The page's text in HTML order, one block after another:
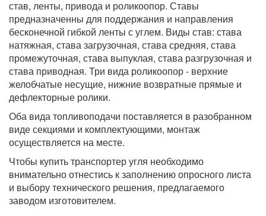
став, ленты, привода и роликоопор. Ставы
предназначенны для поддержания и направления
бесконечной гибкой ленты с углем. Виды став: става
натяжная, става загрузочная, става средняя, става
промежуточная, става выпуклая, става разгрузочная и
става приводная. Три вида роликоопор - верхние
желобчатые несущие, нижние возвратные прямые и
дефлекторные ролики.
Оба вида топливоподачи поставляется в разобранном
виде секциями и комплектующими, монтаж
осуществляется на месте.
Чтобы купить транспортер угля необходимо
внимательно отнестись к заполнению опросного листа
и выбору технического решения, предлагаемого
заводом изготовителем.